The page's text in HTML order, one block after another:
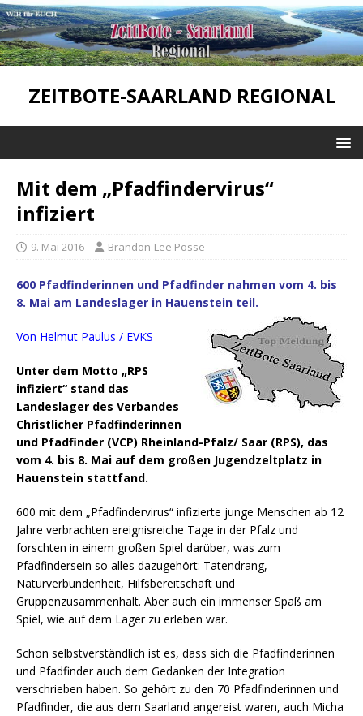
ZEITBOTE-SAARLAND REGIONAL
Mit dem „Pfadfindervirus“
infiziert
9. Mai 2016 Brandon-Lee Posse
600 Pfadfinderinnen und Pfadfinder nahmen vom 4. bis
8. Mai am Landeslager in Hauenstein teil.
Von Helmut Paulus / EVKS
Unter dem Motto „RPS
infiziert“ stand das
Landeslager des Verbandes
Christlicher Pfadfinderinnen
und Pfadfinder (VCP) Rheinland-Pfalz/ Saar (RPS), das
vom 4. bis 8. Mai auf dem großen Jugendzeltplatz in
Hauenstein stattfand.
600 mit dem „Pfadfindervirus“ infizierte junge Menschen ab 12
Jahre verbrachten ereignisreiche Tage in der Pfalz und
forschten in einem großen Spiel darüber, was zum
Pfadfindersein so alles dazugehört: Tatendrang,
Naturverbundenheit, Hilfsbereitschaft und
Gruppenzusammenhalt. Aber auch ein immenser Spaß am
Spiel, wie auf dem Lager zu erleben war.
Schon selbstverständlich ist es, dass sich die Pfadfinderinnen
und Pfadfinder auch dem Gedanken der Integration
verschrieben haben. So gehört zu den 70 Pfadfinderinnen und
Pfadfinder, die aus dem Saarland angereist waren, auch Micha